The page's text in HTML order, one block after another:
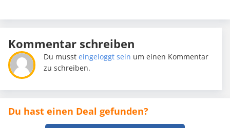
Kommentar schreiben
Du mussteingeloggt sein um einen Kommentar
zu schreiben.
Du hast einen Deal gefunden?